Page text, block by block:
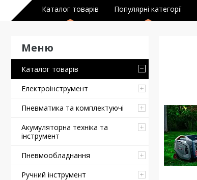
Каталог товарів Популярні категорії
Каталог товарів
Електроінструмент
Пневматика та комплектуючі
Акумуляторна техніка та
інструмент
Пневмообладнання
Ручний інструмент